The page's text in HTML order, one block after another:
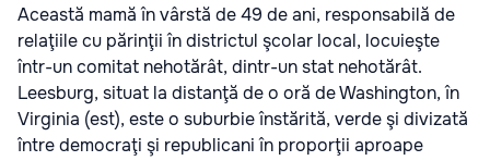
Această mamă în vârstă de 49 de ani, responsabilă de
relaţiile cu părinţii în districtul şcolar local, locuieşte
într-un comitat nehotărât, dintr-un stat nehotărât.
Leesburg, situat la distanţă de o oră de Washington, în
Virginia (est), este o suburbie înstărită, verde şi divizată
între democraţi şi republicani în proporţii aproape